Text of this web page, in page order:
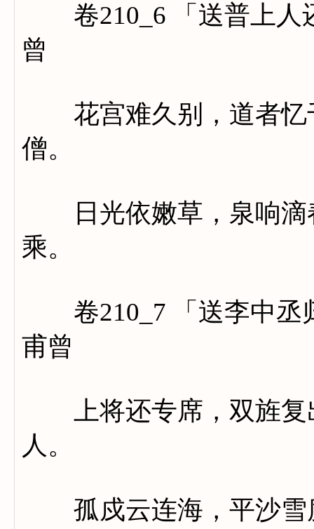
卷210_6 「送普上人
曾
花宫难久别，道者忆
僧。
日光依嫩草，泉响滴
乘。
卷210_7 「送李中丞
甫曾
上将还专席，双旌复
人。
孤戍云连海，平沙雪